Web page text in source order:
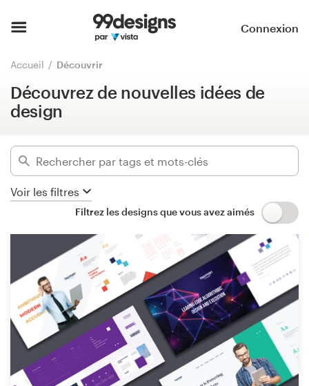
Connexion
Accueil Découvrir
Découvrez de nouvelles idées de
design
Voir les filtres
Filtrez les designs que vous avez aimés
Parcourir les catégories
Comment ça marche ?
Inspiration
99designs Pro
Services
de
design
Concours de design
Projets 1-1
Découvrez de nouvelles idées de
design
Guide de marque
Catégories
Secteurs d'activité
Supprimer les filtres